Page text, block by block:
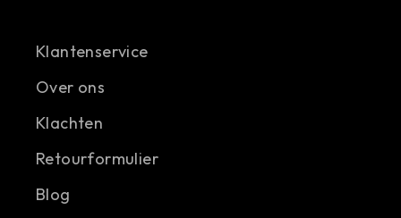
Klantenservice
Over ons
Klachten
Retourformulier
Blog